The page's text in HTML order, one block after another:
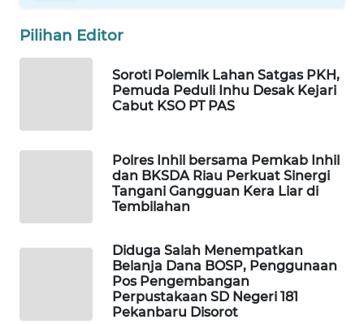
Pilihan Editor
Soroti Polemik Lahan Satgas PKH,
Pemuda Peduli Inhu Desak Kejari
Cabut KSO PT PAS
Polres Inhil bersama Pemkab Inhil
dan BKSDA Riau Perkuat Sinergi
Tangani Gangguan Kera Liar di
Tembilahan
Diduga Salah Menempatkan
Belanja Dana BOSP, Penggunaan
Pos Pengembangan
Perpustakaan SD Negeri 181
Pekanbaru Disorot
WAHANANEWS
WAHANA
SELEB